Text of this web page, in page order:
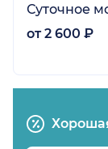
Суточное
от 2 600 ₽